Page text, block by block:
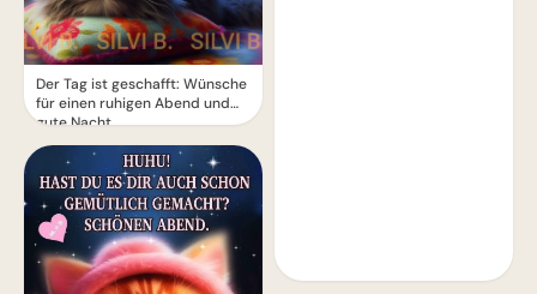
Der Tag ist geschafft: Wünsche
für einen ruhigen Abend und
gute Nacht.